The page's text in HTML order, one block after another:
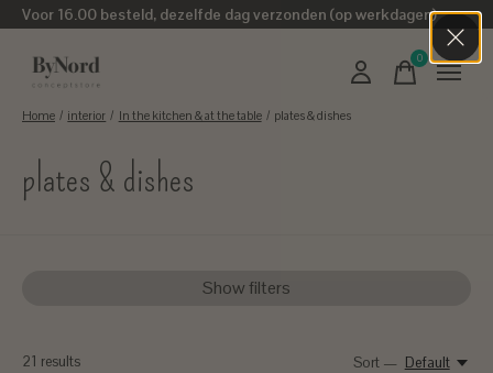
Voor 16.00 besteld, dezelfde dag verzonden (op werkdagen)
0items
Home / interior / In the kitchen & at the table / plates & dishes
plates & dishes
Show filters
21 results Sort — Default